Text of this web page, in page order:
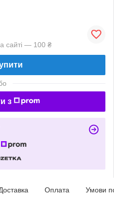
сайті — 100 ₴
з
Оплата Умови